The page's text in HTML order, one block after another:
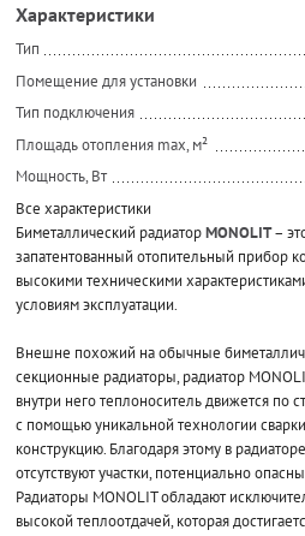
Характеристики
Тип
Помещение для установки
Тип подключения
Площадь отопления max, м²
Мощность, Вт
Все характеристики
Биметаллический радиаторMONOLIT–
запатентованный отопительный прибор
высокими техническими
условиям эксплуатации.
Внешне похожий на обычные
секционные радиаторы, радиатор
внутри него теплоноситель движется по
с помощью уникальной технологии
конструкцию. Благодаря этому в
отсутствуют участки, потенциально
Радиаторы MONOLIT обладают
высокой теплоотдачей, которая